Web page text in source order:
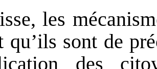
les
qu’ils sont de
des